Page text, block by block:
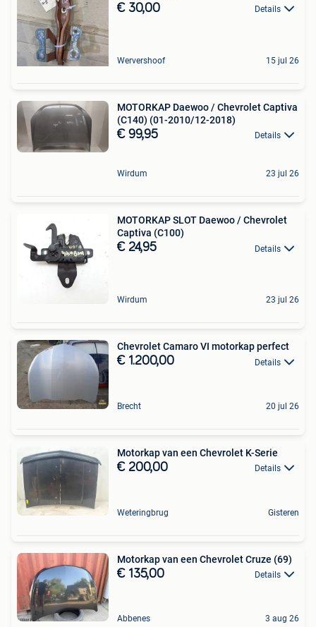
€ 30,00 Details
Wervershoof 15 jul 26
MOTORKAP Daewoo / Chevrolet Captiva
(C140) (01-2010/12-2018)
€ 99,95 Details
Wirdum 23 jul 26
MOTORKAP SLOT Daewoo / Chevrolet
Captiva (C100)
€ 24,95 Details
Wirdum 23 jul 26
Chevrolet Camaro VI motorkap perfect
€ 1.200,00 Details
Brecht 20 jul 26
Motorkap van een Chevrolet K-Serie
€ 200,00 Details
Weteringbrug Gisteren
Motorkap van een Chevrolet Cruze (69)
€ 135,00 Details
Abbenes 3 aug 26